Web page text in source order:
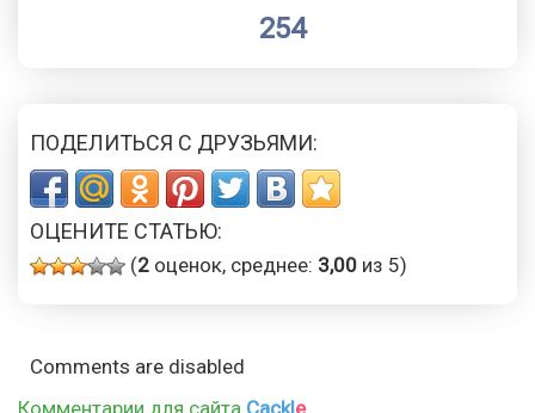
254
ПОДЕЛИТЬСЯ С ДРУЗЬЯМИ:
ОЦЕНИТЕ СТАТЬЮ:
(2 оценок, среднее: 3,00 из 5)
Comments are disabled